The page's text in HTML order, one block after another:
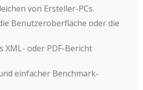
von Ersteller-PCs.
Benutzeroberfläche oder die
XML- oder PDF-Bericht
einfacher Benchmark-